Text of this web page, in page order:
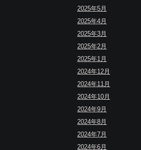
2025年5月
2025年4月
2025年3月
2025年2月
2025年1月
2024年12月
2024年11月
2024年10月
2024年9月
2024年8月
2024年7月
2024年6月